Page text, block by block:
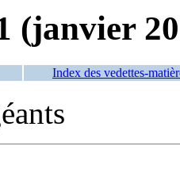
(janvier
Index des vedettes-